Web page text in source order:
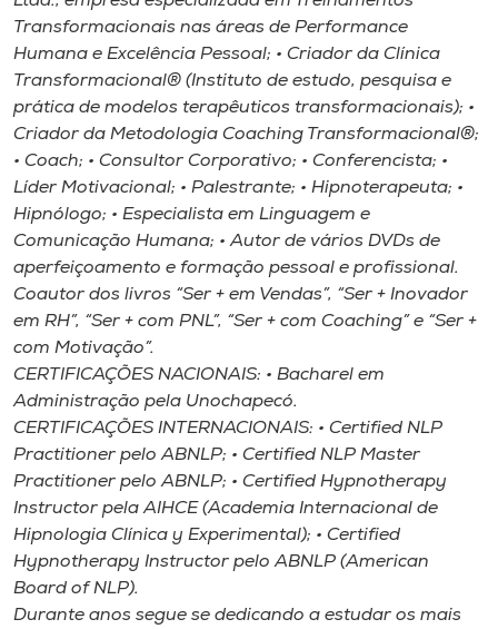
Transformacionais nas áreas de Performance
Humana e Excelência Pessoal; • Criador da Clínica
Transformacional® (Instituto de estudo, pesquisa e
prática de modelos terapêuticos transformacionais); •
Criador da Metodologia Coaching Transformacional®;
• Coach; • Consultor Corporativo; • Conferencista; •
Líder Motivacional; • Palestrante; • Hipnoterapeuta; •
Hipnólogo; • Especialista em Linguagem e
Comunicação Humana; • Autor de vários DVDs de
aperfeiçoamento e formação pessoal e profissional.
Coautor dos livros “Ser + em Vendas”, “Ser + Inovador
em RH”, “Ser + com PNL”, “Ser + com Coaching” e “Ser +
com Motivação”.
CERTIFICAÇÕES NACIONAIS: • Bacharel em
Administração pela Unochapecó.
CERTIFICAÇÕES INTERNACIONAIS: • Certified NLP
Practitioner pelo ABNLP; • Certified NLP Master
Practitioner pelo ABNLP; • Certified Hypnotherapy
Instructor pela AIHCE (Academia Internacional de
Hipnologia Clínica y Experimental); • Certified
Hypnotherapy Instructor pelo ABNLP (American
Board of NLP).
Durante anos segue se dedicando a estudar os mais